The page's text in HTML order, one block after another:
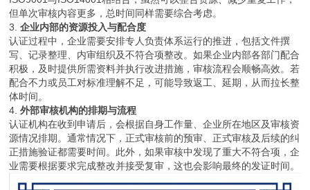
但单次审核内容更多，总时间同样需要综合考虑。
3.企业内部的资源投入与配合度
认证过程中，企业需要安排专人负责体系运行的推进，包括文件撰
写、记录整理、内审组织及不符合项整改。如果企业内部各部门配合
积极，及时提供所需资料并执行改进措施，审核流程会顺畅高效。若
配合不力或员工对标准理解不足，可能导致返工、延期，从而拉长整
体时间。
4.外部审核机构的排期与流程
认证机构在收到申请后，会根据自身工作量、企业所在地区及审核资
源情况排期。通常情况下，正式审核前的预审、正式审核及后续的纠
正措施验证都需要时间。此外，如果审核中发现了重大不符合项，企
业需要根据要求完成整改并接受复审，这也会影响最终的发证时间。